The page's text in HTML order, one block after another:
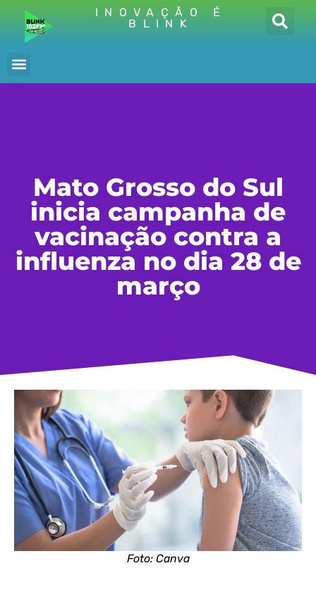
INOVAÇÃO É
BLINK
Mato Grosso do Sul
inicia campanha de
vacinação contra a
influenza no dia 28 de
março
Foto: Canva